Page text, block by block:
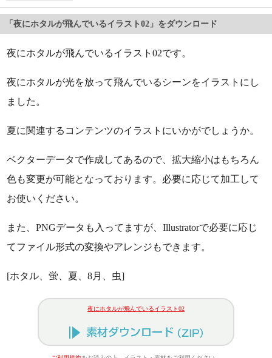
「夜にホタルが飛んでいるイラスト02」をダウンロード
夜にホタルが飛んでいるイラスト02です。
夜にホタルが光を放って飛んでいるシーンをイラストにし
ました。
夏に関連するコンテンツのイラストにいかがでしょうか。
ベクターデータで作成してあるので、拡大縮小はもちろん
色も変更が可能となっております。必要に応じて加工して
お使いください。
また、PNGデータも入ってますが、Illustratorで必要に応じ
てファイル形式の変換やアレンジもできます。
[ホタル、蛍、夏、8月、虫]
夜にホタルが飛んでいるイラスト02